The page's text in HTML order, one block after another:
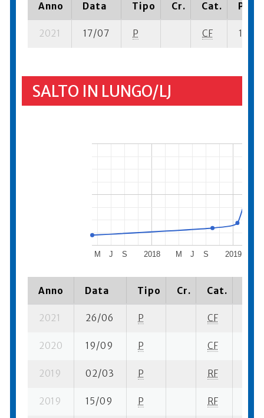
Anno Data Tipo Cr. Cat.
2021 17/07 P CF 12 su-
SALTO IN LUNGO/LJ
2018 2019
M J S M J S
Anno Data Tipo Cr. Cat.
2021 26/06 P CF
2020 19/09 P CF
2019 02/03 P RF
2019 15/09 P RF